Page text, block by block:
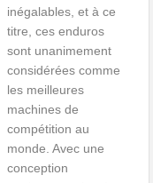
inégalables, et à ce
titre, ces enduros
sont unanimement
considérées comme
les meilleures
machines de
compétition au
monde. Avec une
conception